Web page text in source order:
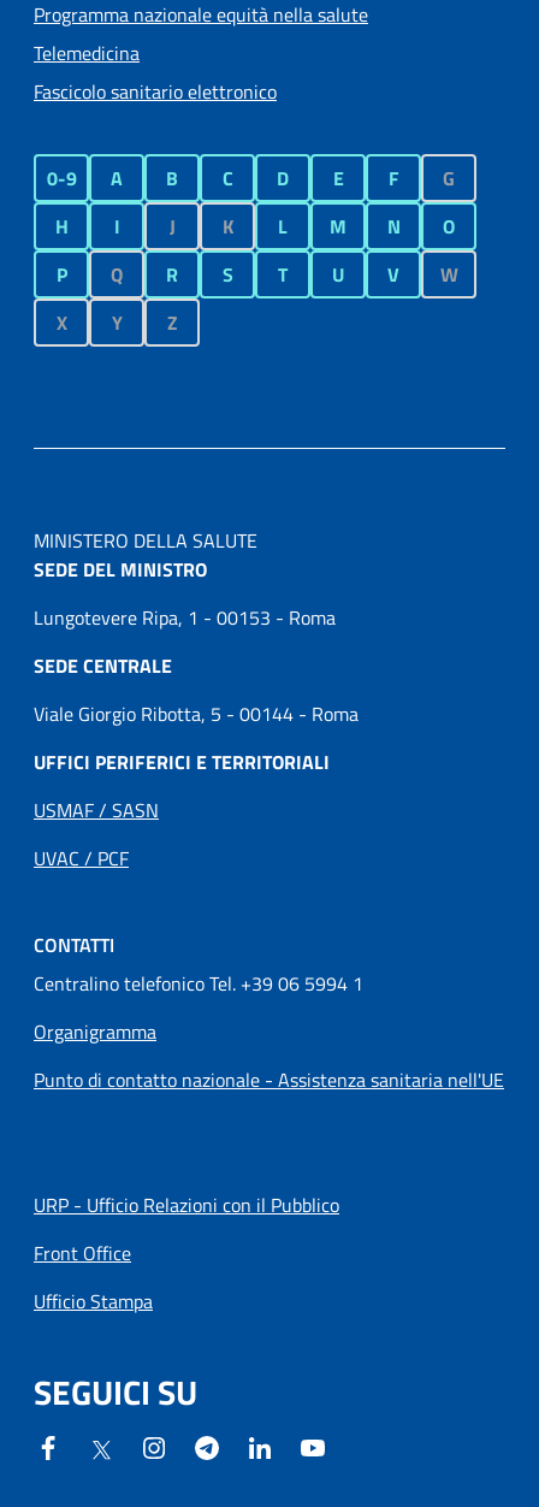
Programma nazionale equità nella salute
Telemedicina
Fascicolo sanitario elettronico
0-9 A B C D E F
G
H
I J K L M N
O
P
Q R S T U V
W
X
Y Z
MINISTERO DELLA SALUTE
SEDE DEL MINISTRO
Lungotevere Ripa, 1 - 00153 - Roma
SEDE CENTRALE
Viale Giorgio Ribotta, 5 - 00144 - Roma
UFFICI PERIFERICI E TERRITORIALI
USMAF / SASN
UVAC / PCF
CONTATTI
Centralino telefonico Tel. +39 06 5994 1
Organigramma
Punto di contatto nazionale - Assistenza sanitaria nell'UE
URP - Ufficio Relazioni con il Pubblico
Front Office
Ufficio Stampa
SEGUICI SU